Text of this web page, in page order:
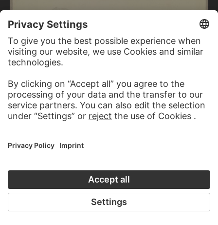
CARL THEODOR REIFFENSTEIN
View of the Moselle valley near Treis